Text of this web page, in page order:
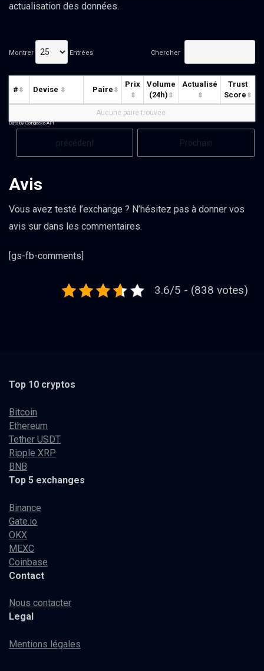
actualisation des données.
Montrer Entrées Chercher
précédent Prochain
# Devise Paire
Prix
Volume
(24h)
Actualisé
Trust
Score
Aucune paire trouvée
Data by Coingecko API
Avis
Vous avez testé l’exchange ? N’hésitez pas à donner vos
avis sur dans les commentaires.
[gs-fb-comments]
3.6/5 - (838 votes)
Top 10 cryptos
Bitcoin
Ethereum
Tether USDT
Ripple XRP
BNB
Top 5 exchanges
Binance
Gate.io
OKX
MEXC
Coinbase
Contact
Nous contacter
Legal
Mentions légales